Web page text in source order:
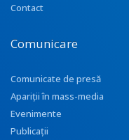
Contact
Comunicare
Comunicate de presă
Apariţii în mass-media
Evenimente
Publicații